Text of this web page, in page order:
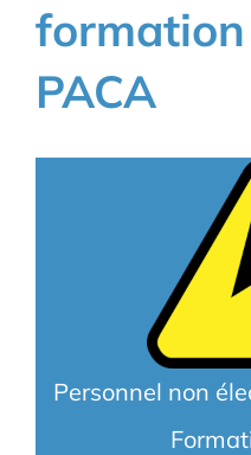
formation
PACA
Personnel non